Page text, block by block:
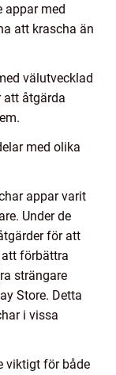
appar med
att krascha än
välutvecklad
att åtgärda
med olika
appar varit
Under de
för att
förbättra
strängare
Store. Detta
i vissa
viktigt för både